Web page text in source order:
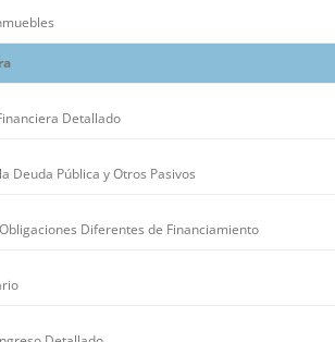
Detallado
Deuda Pública y Otros Pasivos
Diferentes de Financiamiento